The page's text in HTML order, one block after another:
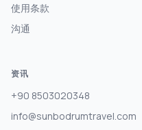
使用条款
沟通
资讯
+90 8503020348
info@sunbodrumtravel.com